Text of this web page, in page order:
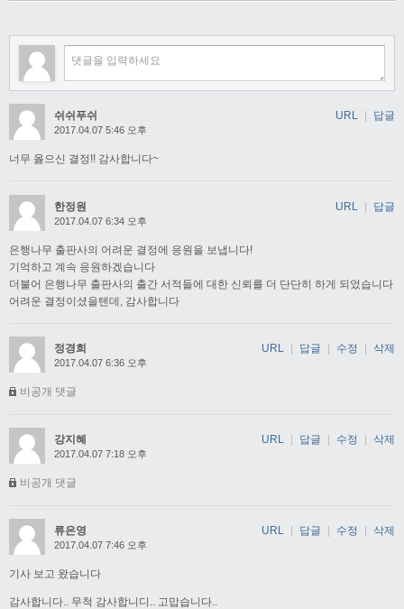
쉬쉬푸쉬
2017.04.07 5:46 오후
너무 옳으신 결정!! 감사합니다~
URL | 답글
한정원
2017.04.07 6:34 오후
은행나무 출판사의 어려운 결정에 응원을 보냅니다!
기억하고 계속 응원하겠습니다
더불어 은행나무 출판사의 출간 서적들에 대한 신뢰를 더 단단히 하게 되었습니다
어려운 결정이셨을텐데, 감사합니다
URL | 답글
정경희
2017.04.07 6:36 오후
비공개 댓글
URL 답글 수정 삭제
강지혜
2017.04.07 7:18 오후
비공개 댓글
URL 답글 수정 삭제
류은영
2017.04.07 7:46 오후
기사 보고 왔습니다
감사합니다.. 무척 감사합니디.. 고맙습니다..
URL 답글 수정 삭제